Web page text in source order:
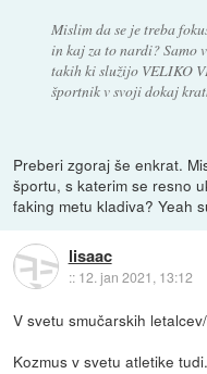
Mislim da se je treba
in kaj za to nardi? Samo
takih ki služijo VELIKO
športnik v svoji dokaj
Preberi zgoraj še enkrat.
športu, s katerim se resno
faking metu kladiva? Yeah
lisaac
:: 12. jan 2021, 13:12
V svetu smučarskih
Kozmus v svetu atletike